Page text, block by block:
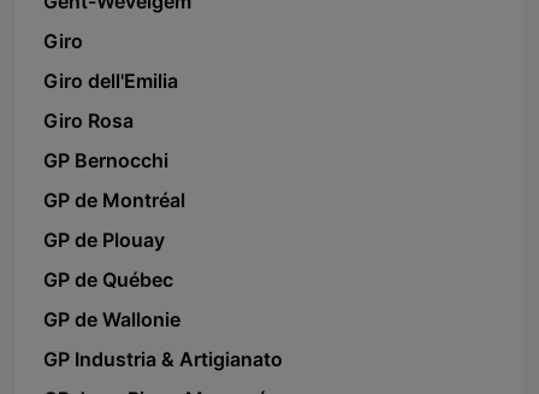
Giro
Giro dell'Emilia
Giro Rosa
GP Bernocchi
GP de Montréal
GP de Plouay
GP de Québec
GP de Wallonie
GP Industria & Artigianato